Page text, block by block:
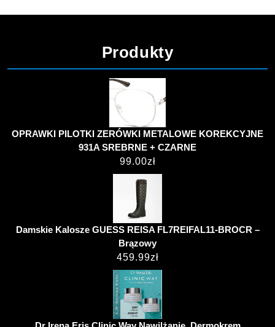
Produkty
OPRAWKI PILOTKI ZERÓWKI METALOWE KOREKCYJNE
931A SREBRNE + CZARNE
99.00zł
Damskie Kalosze GUESS REISA FL7REIFAL11-BROCR –
Brązowy
459.99zł